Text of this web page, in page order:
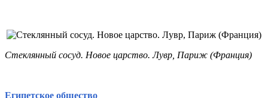
Стеклянный сосуд. Новое царство. Лувр, Париж (Франция)
Египетское общество